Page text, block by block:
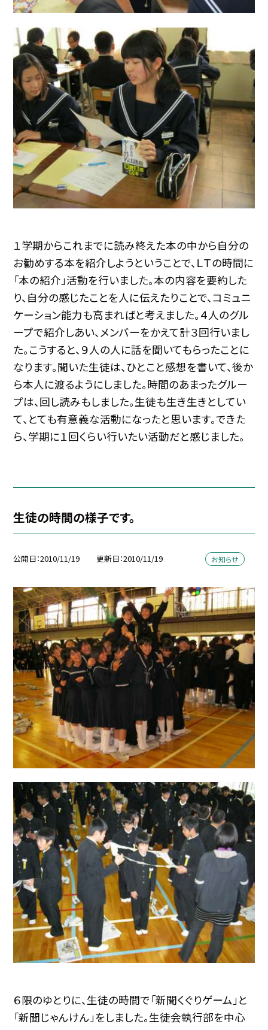
１学期からこれまでに読み終えた本の中から自分の
お勧めする本を紹介しようということで、ＬＴの時間に
「本の紹介」活動を行いました。本の内容を要約した
り、自分の感じたことを人に伝えたりことで、コミュニ
ケーション能力も高まればと考えました。４人のグル
ープで紹介しあい、メンバーをかえて計３回行いまし
た。こうすると、９人の人に話を聞いてもらったことに
なります。聞いた生徒は、ひとこと感想を書いて、後か
ら本人に渡るようにしました。時間のあまったグルー
プは、回し読みもしました。生徒も生き生きとしてい
て、とても有意義な活動になったと思います。できた
ら、学期に１回くらい行いたい活動だと感じました。
生徒の時間の様子です。
公開日 2010/11/19 更新日 2010/11/19 お知らせ
６限のゆとりに、生徒の時間で「新聞くぐりゲーム」と
「新聞じゃんけん」をしました。生徒会執行部を中心